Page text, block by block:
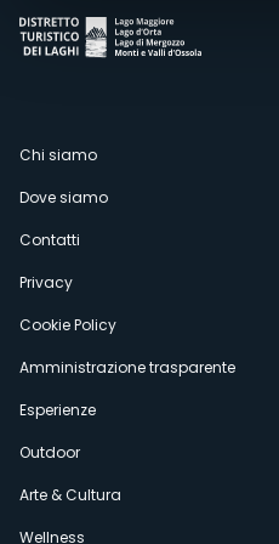
Menù
secondario
Chi siamo
Dove siamo
Contatti
Privacy
Cookie Policy
Amministrazione trasparente
Esperienze
Outdoor
Arte & Cultura
Wellness